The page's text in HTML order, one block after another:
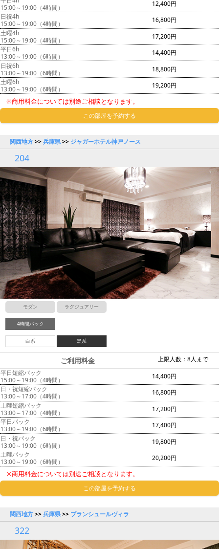
15:00～19:00（4時間）
12,400円
日祝4h
15:00～19:00（4時間）
16,800円
土曜4h
15:00～19:00（4時間）
17,200円
平日6h
13:00～19:00（6時間）
14,400円
日祝6h
13:00～19:00（6時間）
18,800円
土曜6h
13:00～19:00（6時間）
19,200円
※商用料金については別途ご相談となります。
この部屋を予約する
関西地方>>兵庫県>> ジャガーホテル神戸ノース
204
モダン ラグジュアリー
4時間パック
白系 黒系
上限人数：8人まで
ご利用料金
平日短縮パック
15:00～19:00（4時間）
14,400円
日・祝短縮パック
13:00～17:00（4時間）
16,800円
土曜短縮パック
13:00～17:00（4時間）
17,200円
平日パック
13:00～19:00（6時間）
17,400円
日・祝パック
13:00～19:00（6時間）
19,800円
土曜パック
13:00～19:00（6時間）
20,200円
※商用料金については別途ご相談となります。
この部屋を予約する
関西地方>>兵庫県>> ブランシュールヴィラ
322